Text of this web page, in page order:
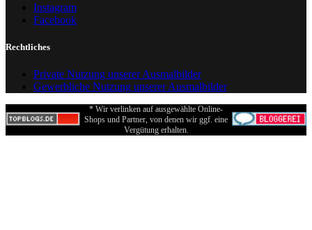
Instagram
Facebook
Rechtliches
Private Nutzung unserer Ausmalbilder
Gewerbliche Nutzung unserer Ausmalbilder
* Wir verlinken auf ausgewählte Online-
Shops und Partner, von denen wir ggf. eine
Vergütung erhalten.